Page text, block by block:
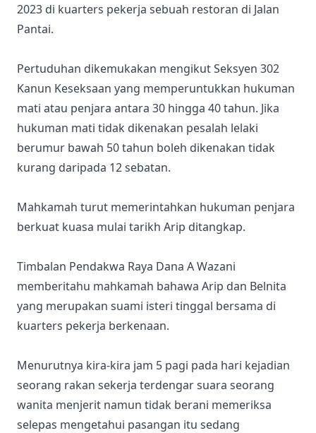
2023 di kuarters pekerja sebuah restoran di Jalan
Pantai.
Pertuduhan dikemukakan mengikut Seksyen 302
Kanun Keseksaan yang memperuntukkan hukuman
mati atau penjara antara 30 hingga 40 tahun. Jika
hukuman mati tidak dikenakan pesalah lelaki
berumur bawah 50 tahun boleh dikenakan tidak
kurang daripada 12 sebatan.
Mahkamah turut memerintahkan hukuman penjara
berkuat kuasa mulai tarikh Arip ditangkap.
Timbalan Pendakwa Raya Dana A Wazani
memberitahu mahkamah bahawa Arip dan Belnita
yang merupakan suami isteri tinggal bersama di
kuarters pekerja berkenaan.
Menurutnya kira-kira jam 5 pagi pada hari kejadian
seorang rakan sekerja terdengar suara seorang
wanita menjerit namun tidak berani memeriksa
selepas mengetahui pasangan itu sedang